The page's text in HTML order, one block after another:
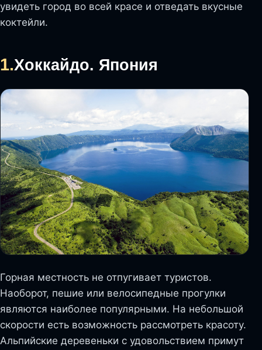
увидеть город во всей красе и отведать вкусные
коктейли.
1.Хоккайдо. Япония
Горная местность не отпугивает туристов.
Наоборот, пешие или велосипедные прогулки
являются наиболее популярными. На небольшой
скорости есть возможность рассмотреть красоту.
Альпийские деревеньки с удовольствием примут